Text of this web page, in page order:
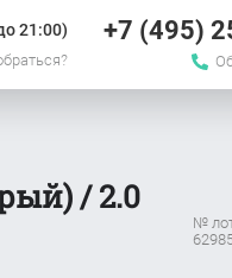
21:00) +7 (495)
/ 2.0
№